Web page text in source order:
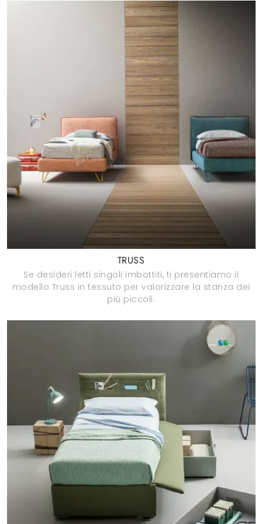
TRUSS
Se desideri letti singoli imbottiti, ti presentiamo il
modello Truss in tessuto per valorizzare la stanza dei
più piccoli.